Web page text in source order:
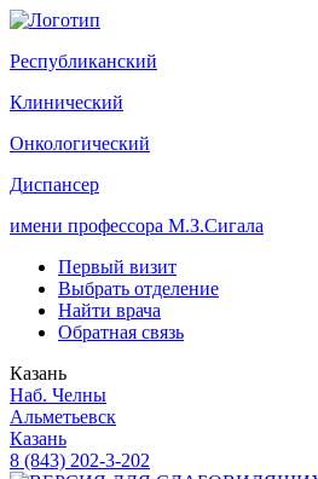
Республиканский
Клинический
Онкологический
Диспансер
имени профессора М.З.Сигала
Первый визит
Выбрать отделение
Найти врача
Обратная связь
Казань
Наб. Челны
Альметьевск
Казань
8 (843) 202-3-202